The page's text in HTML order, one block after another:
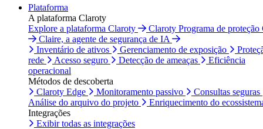
Plataforma
A plataforma Claroty
Explore a plataforma Claroty
Claroty Programa de proteção
Claire, a agente de segurança de IA
Inventário de ativos
Gerenciamento de exposição
rede
Acesso seguro Detecção de ameaças
Eficiência
operacional
Métodos de descoberta
Claroty Edge
Monitoramento passivo
Consultas seguras
Análise do arquivo do projeto
Enriquecimento do
Integrações
Exibir todas as integrações